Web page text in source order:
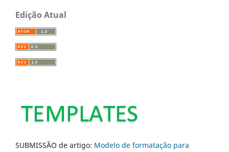
Edição Atual
SUBMISSÃO de artigo: Modelo de formatação para